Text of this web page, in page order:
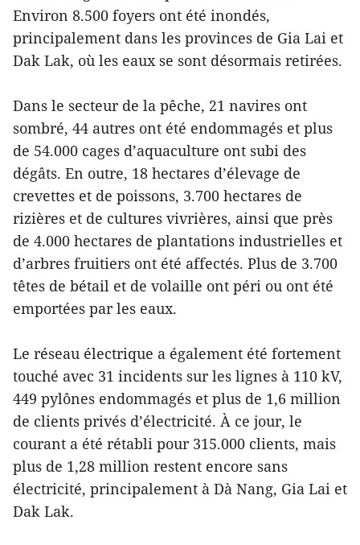
Environ 8.500 foyers ont été inondés,
principalement dans les provinces de Gia Lai et
Dak Lak, où les eaux se sont désormais retirées.
Dans le secteur de la pêche, 21 navires ont
sombré, 44 autres ont été endommagés et plus
de 54.000 cages d’aquaculture ont subi des
dégâts. En outre, 18 hectares d’élevage de
crevettes et de poissons, 3.700 hectares de
rizières et de cultures vivrières, ainsi que près
de 4.000 hectares de plantations industrielles et
d’arbres fruitiers ont été affectés. Plus de 3.700
têtes de bétail et de volaille ont péri ou ont été
emportées par les eaux.
Le réseau électrique a également été fortement
touché avec 31 incidents sur les lignes à 110 kV,
449 pylônes endommagés et plus de 1,6 million
de clients privés d’électricité. À ce jour, le
courant a été rétabli pour 315.000 clients, mais
plus de 1,28 million restent encore sans
électricité, principalement à Dà Nang, Gia Lai et
Dak Lak.